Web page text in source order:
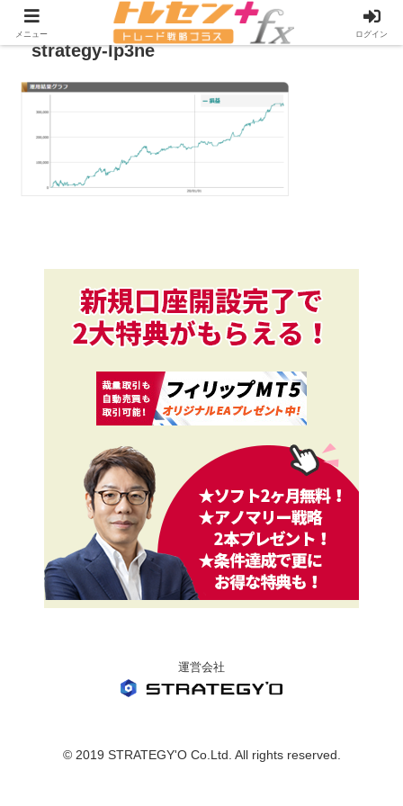
strategy-lp3ne
運営会社
© 2019 STRATEGY'O Co.Ltd. All rights reserved.
メニュー ログイン